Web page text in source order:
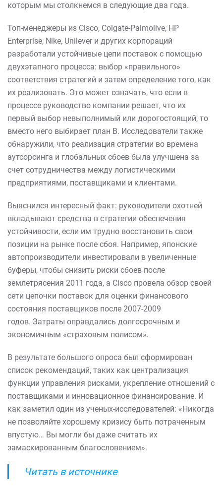
которым мы столкнемся в следующие два года.
Топ-менеджеры из Cisco, Colgate-Palmolive, HP
Enterprise, Nike, Unilever и других корпораций
разработали устойчивые цепи поставок с помощью
двухэтапного процесса: выбор «правильного»
соответствия стратегий и затем определение того, как
их реализовать. Это может означать, что если в
процессе руководство компании решает, что их
первый выбор невыполнимый или дорогостоящий, то
вместо него выбирает план В. Исследователи также
обнаружили, что реализация стратегии во времена
аутсорсинга и глобальных сбоев была улучшена за
счет сотрудничества между логистическими
предприятиями, поставщиками и клиентами.
Выяснился интересный факт: руководители охотней
вкладывают средства в стратегии обеспечения
устойчивости, если им трудно восстановить свои
позиции на рынке после сбоя. Например, японские
автопроизводители инвестировали в увеличенные
буферы, чтобы снизить риски сбоев после
землетрясения 2011 года, а Cisco провела обзор своей
сети цепочки поставок для оценки финансового
состояния поставщиков после 2007-2009
годов. Затраты оправдались долгосрочным и
экономичным «страховым полисом».
В результате большого опроса был сформирован
список рекомендаций, таких как централизация
функции управления рисками, укрепление отношений с
поставщиками и инновационное финансирование. И
как заметил один из ученых-исследователей: «Никогда
не позволяйте хорошему кризису быть потраченным
впустую… Вы могли бы даже считать их
замаскированным благословением».
Читать в источнике